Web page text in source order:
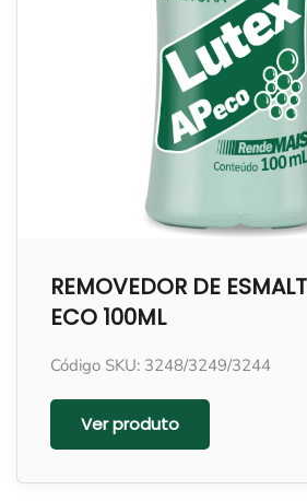
REMOVEDOR DE
ECO 100ML
Código SKU: 3248/3249/3244
Ver produto